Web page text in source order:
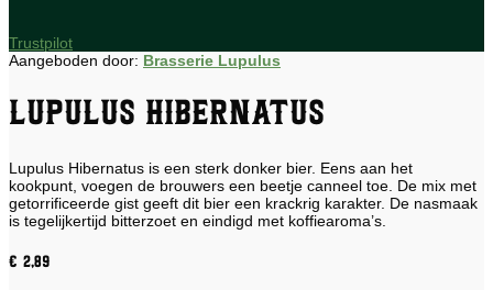
Trustpilot
Aangeboden door: Brasserie Lupulus
Lupulus Hibernatus
Lupulus Hibernatus is een sterk donker bier. Eens aan het
kookpunt, voegen de brouwers een beetje canneel toe. De mix met
getorrificeerde gist geeft dit bier een krackrig karakter. De nasmaak
is tegelijkertijd bitterzoet en eindigd met koffiearoma’s.
€ 2,89